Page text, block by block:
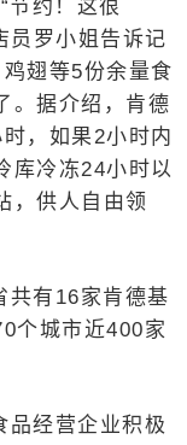
节约！这很
员罗小姐告诉记
翅等5份余量食
。据介绍，肯德
，如果2小时内
库冷冻24小时以
，供人自由领
共有16家肯德基
个城市近400家
品经营企业积极